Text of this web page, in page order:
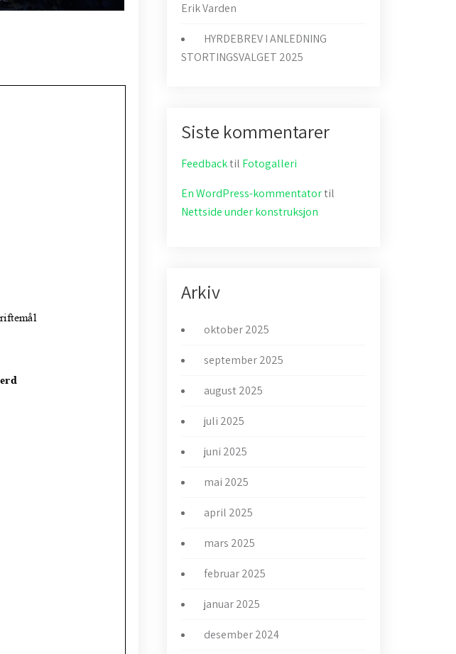
Erik Varden
HYRDEBREV I ANLEDNING
STORTINGSVALGET 2025
Siste kommentarer
Feedbacktil Fotogalleri
En WordPress-kommentatortil
Nettside under konstruksjon
Arkiv
oktober 2025
september 2025
august 2025
juli 2025
juni 2025
mai 2025
april 2025
mars 2025
februar 2025
januar 2025
desember 2024